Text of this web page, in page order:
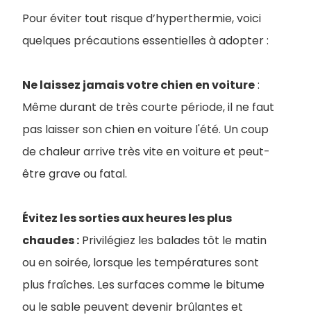
Pour éviter tout risque d’hyperthermie, voici
quelques précautions essentielles à adopter :
Ne laissez jamais votre chien en voiture:
Même durant de très courte période, il ne faut
pas laisser son chien en voiture l'été. Un coup
de chaleur arrive très vite en voiture et peut-
être grave ou fatal.
Évitez les sorties aux heures les plus
chaudes : Privilégiez les balades tôt le matin
ou en soirée, lorsque les températures sont
plus fraîches. Les surfaces comme le bitume
ou le sable peuvent devenir brûlantes et